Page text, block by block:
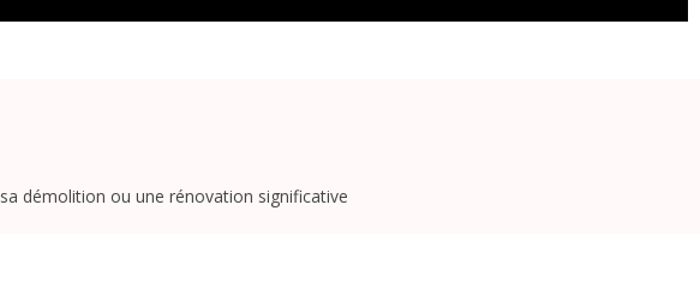
démolition ou une rénovation significative